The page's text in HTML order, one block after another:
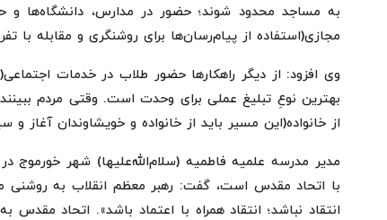
به مساجد محدود شوند؛ حضور در مدارس، دانشگاه‌ها
مجازی(استفاده از پیام‌رسان‌ها برای روشنگری و مقابله با
وی افزود: از دیگر راهکارها حضور طلاب در خدمات
بهترین نوعِ تبلیغ عملی برای وحدت است. وقتی مردم
از خانواده(این مسیر باید از خانواده و خویشاوندان
مدیر مدرسه علمیه فاطمیه (سلام‌الله‌علیها) شهر خورموج
با اتحاد مقدس است، گفت: رهبر معظم انقلاب به روشنی
انتقاد نباشد؛ انتقاد همراه با اعتماد باشد». اتحاد